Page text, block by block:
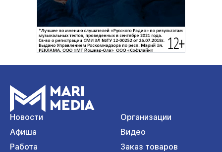
Новости
Организации
Афиша
Видео
Работа
Заказ товаров